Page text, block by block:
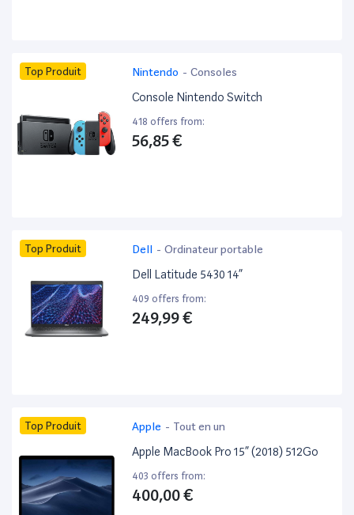
Top Produit Nintendo - Consoles
Console Nintendo Switch
418 offers from:
56,85 €
Top Produit Dell - Ordinateur portable
Dell Latitude 5430 14”
409 offers from:
249,99 €
Top Produit Apple - Tout en un
Apple MacBook Pro 15” (2018) 512Go
403 offers from:
400,00 €